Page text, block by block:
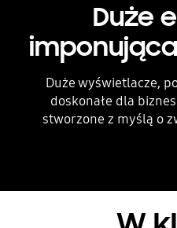
Duże
Duże wyświetlacze,
doskonałe dla
stworzone z myślą o